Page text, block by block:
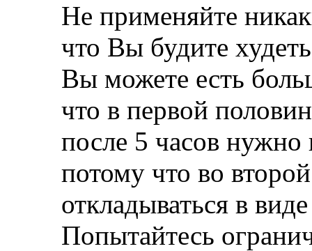
Не применяйте
что Вы будите
Вы можете есть
что в первой
после 5 часов нужно
потому что во
откладываться в
Попытайтесь